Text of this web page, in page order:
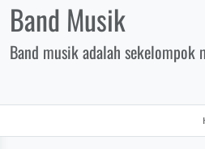
Band Musik
Band musik adalah sekelompok
dan/atau bernyanyi bersama
menciptakan musik. Setiap